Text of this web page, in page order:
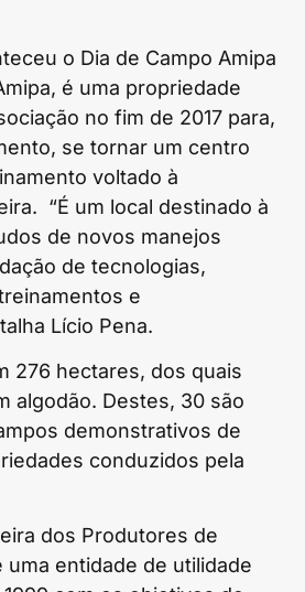
o Dia de Campo Amipa
é uma propriedade
no fim de 2017 para,
se tornar um centro
voltado à
“É um local destinado à
de novos manejos
de tecnologias,
e
Lício Pena.
276 hectares, dos quais
algodão. Destes, 30 são
demonstrativos de
conduzidos pela
dos Produtores de
uma entidade de utilidade